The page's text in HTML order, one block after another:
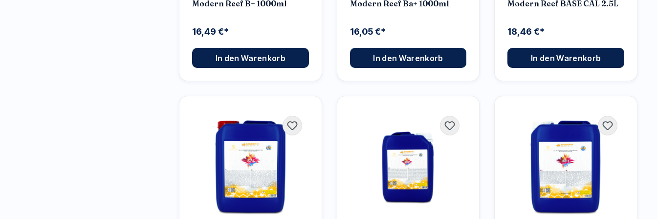
Modern Reef B+ 1000ml
16,49 €*
In den Warenkorb
Modern Reef Ba+ 1000ml
16,05 €*
In den Warenkorb
Modern Reef BASE CAL 2.5L
18,46 €*
In den Warenkorb